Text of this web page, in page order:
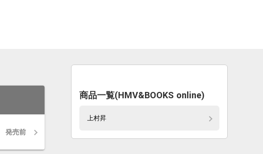
発売前
商品一覧(HMV&BOOKS online)
上村昇